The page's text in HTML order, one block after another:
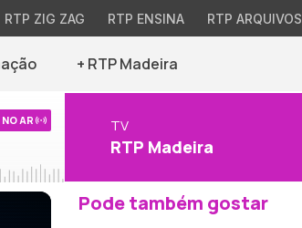
RTP ZIG ZAG RTP ENSINA RTP ARQUIVOS
+ RTP Madeira
NO AR TV
RTP Madeira
Pode também gostar